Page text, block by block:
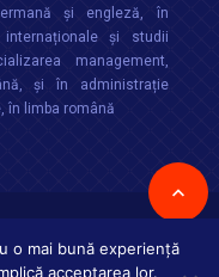
și engleză, în
și studii
management,
și în administrație
în limba română
Universitatea Babes-
o mai bună experiență
acceptarea lor.